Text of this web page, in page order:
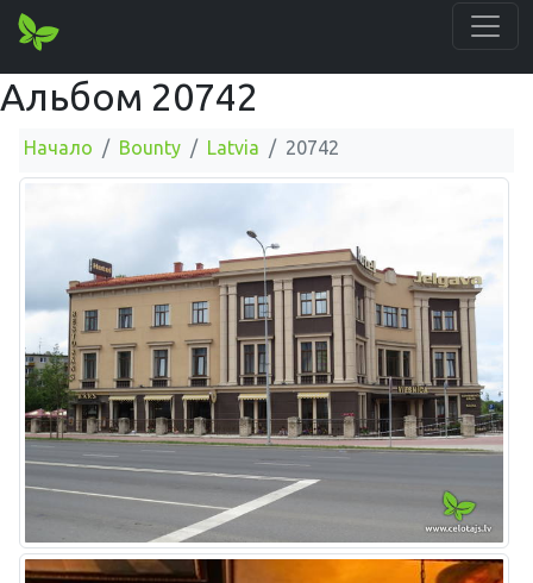
Альбом 20742
Начало Bounty Latvia 20742